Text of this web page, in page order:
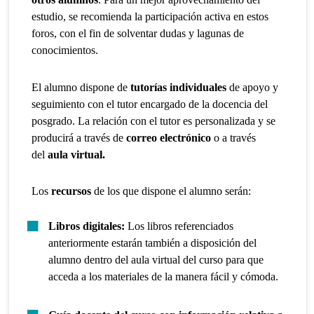
estudio, se recomienda la participación activa en estos
foros, con el fin de solventar dudas y lagunas de
conocimientos.
El alumno dispone detutorías individuales de apoyo y
seguimiento con el tutor encargado de la docencia del
posgrado. La relación con el tutor es personalizada y se
producirá a través decorreo electrónico o a través
delaula virtual.
Losrecursos de los que dispone el alumno serán:
Libros digitales:Los libros referenciados
anteriormente estarán también a disposición del
alumno dentro del aula virtual del curso para que
acceda a los materiales de la manera fácil y cómoda.